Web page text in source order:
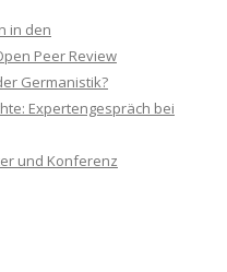
in den
Peer Review
Germanistik?
Expertengespräch bei
und Konferenz